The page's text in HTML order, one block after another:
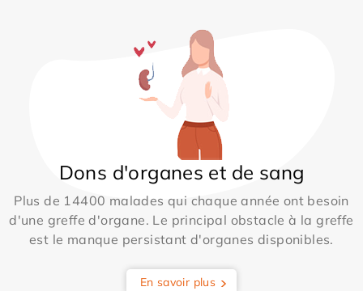
Dons d'organes et de sang
Plus de 14400 malades qui chaque année ont besoin
d'une greffe d'organe. Le principal obstacle à la greffe
est le manque persistant d'organes disponibles.
En savoir plus